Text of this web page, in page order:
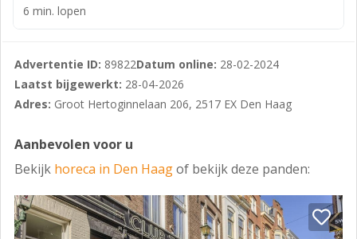
6 min. lopen
Advertentie ID: 89822Datum online: 28-02-2024
Laatst bijgewerkt: 28-04-2026
Adres: Groot Hertoginnelaan 206, 2517 EX Den Haag
Aanbevolen voor u
Bekijk horeca in Den Haagof bekijk deze panden: